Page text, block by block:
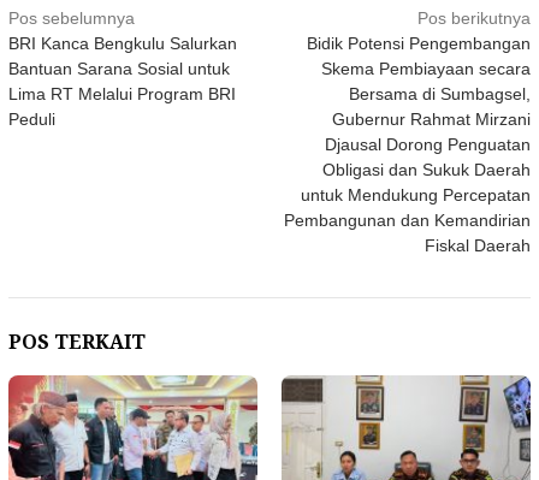
Navigasi
pos
Pos sebelumnya
BRI Kanca Bengkulu Salurkan
Bantuan Sarana Sosial untuk
Lima RT Melalui Program BRI
Peduli
Pos berikutnya
Bidik Potensi Pengembangan
Skema Pembiayaan secara
Bersama di Sumbagsel,
Gubernur Rahmat Mirzani
Djausal Dorong Penguatan
Obligasi dan Sukuk Daerah
untuk Mendukung Percepatan
Pembangunan dan Kemandirian
Fiskal Daerah
POS TERKAIT